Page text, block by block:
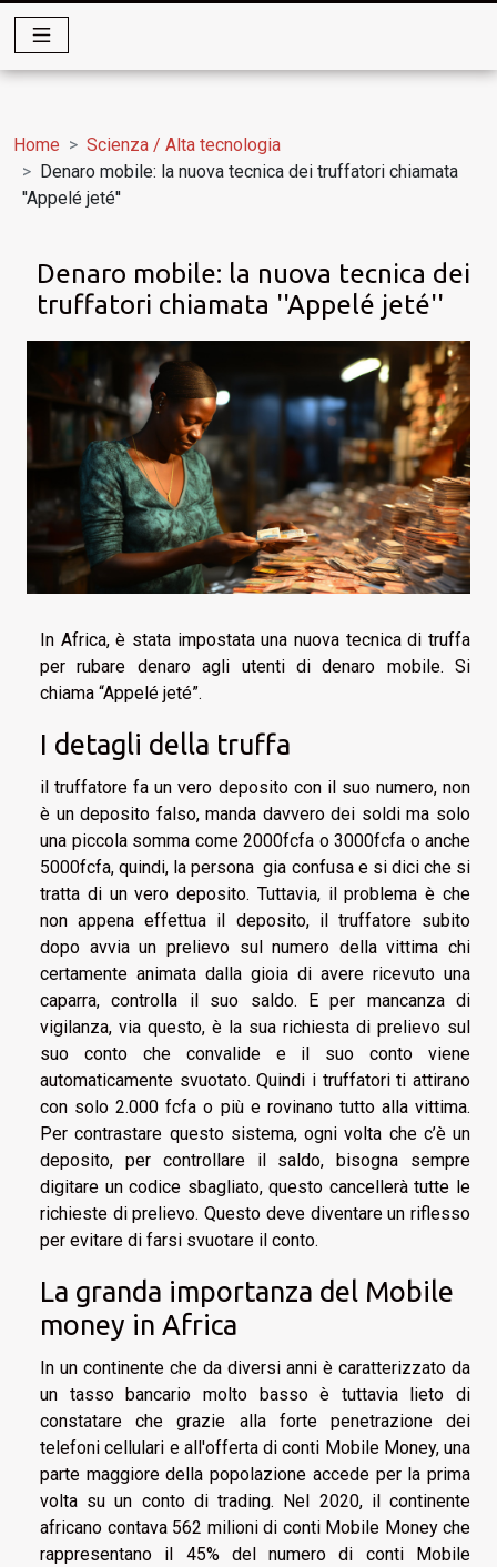
Home
Scienza / Alta tecnologia
Denaro mobile: la nuova tecnica dei truffatori chiamata
''Appelé jeté''
Denaro mobile: la nuova tecnica dei
truffatori chiamata ''Appelé jeté''
In Africa, è stata impostata una nuova tecnica di truffa
per rubare denaro agli utenti di denaro mobile. Si
chiama “Appelé jeté”.
I detagli della truffa
il truffatore fa un vero deposito con il suo numero, non
è un deposito falso, manda davvero dei soldi ma solo
una piccola somma come 2000fcfa o 3000fcfa o anche
5000fcfa, quindi, la persona gia confusa e si dici che si
tratta di un vero deposito. Tuttavia, il problema è che
non appena effettua il deposito, il truffatore subito
dopo avvia un prelievo sul numero della vittima chi
certamente animata dalla gioia di avere ricevuto una
caparra, controlla il suo saldo. E per mancanza di
vigilanza, via questo, è la sua richiesta di prelievo sul
suo conto che convalide e il suo conto viene
automaticamente svuotato. Quindi i truffatori ti attirano
con solo 2.000 fcfa o più e rovinano tutto alla vittima.
Per contrastare questo sistema, ogni volta che c’è un
deposito, per controllare il saldo, bisogna sempre
digitare un codice sbagliato, questo cancellerà tutte le
richieste di prelievo. Questo deve diventare un riflesso
per evitare di farsi svuotare il conto.
La granda importanza del Mobile
money in Africa
In un continente che da diversi anni è caratterizzato da
un tasso bancario molto basso è tuttavia lieto di
constatare che grazie alla forte penetrazione dei
telefoni cellulari e all'offerta di conti Mobile Money, una
parte maggiore della popolazione accede per la prima
volta su un conto di trading. Nel 2020, il continente
africano contava 562 milioni di conti Mobile Money che
rappresentano il 45% del numero di conti Mobile